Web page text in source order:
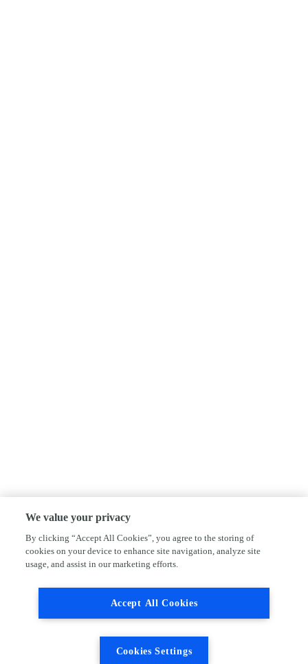
We value your privacy
By clicking “Accept All Cookies”, you agree to the storing of
cookies on your device to enhance site navigation, analyze site
usage, and assist in our marketing efforts.
Accept All Cookies
Cookies Settings